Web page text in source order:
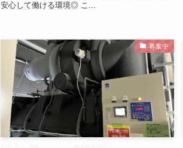
安心して働ける環境◎ こ...
募集中